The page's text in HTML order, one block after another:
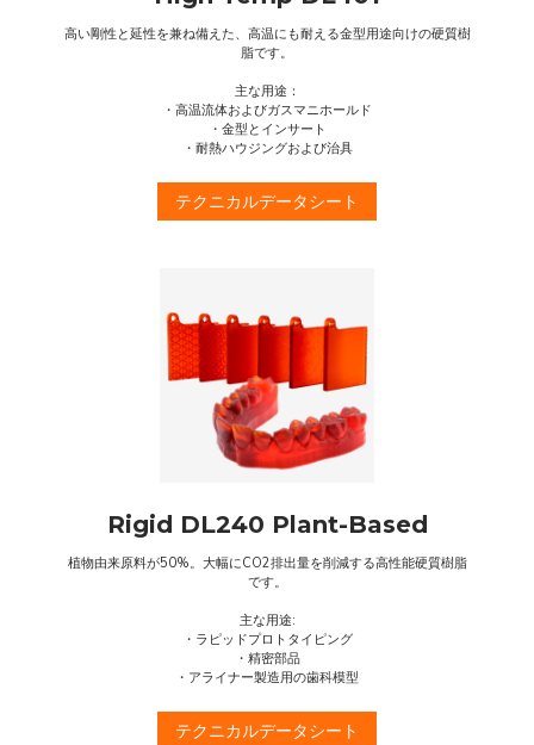
高い剛性と延性を兼ね備えた、高温にも耐える金型用途向けの硬質樹
脂です。
主な用途：
・高温流体およびガスマニホールド
・金型とインサート
・耐熱ハウジングおよび治具
テクニカルデータシート
Rigid DL240 Plant-Based
植物由来原料が50%。大幅にCO2排出量を削減する高性能硬質樹脂
です。
主な用途:
・ラピッドプロトタイピング
・精密部品
・アライナー製造用の歯科模型
テクニカルデータシート